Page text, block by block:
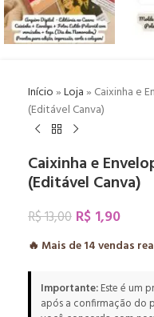
Início»Loja» Caixinha e
(Editável Canva)
Caixinha e
(Editável Canva)
R$13,00 R$ 1,90
🔥 Mais de14vendas
Importante:Este é um
após a confirmação do